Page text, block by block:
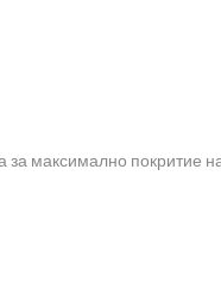
максимално покритие